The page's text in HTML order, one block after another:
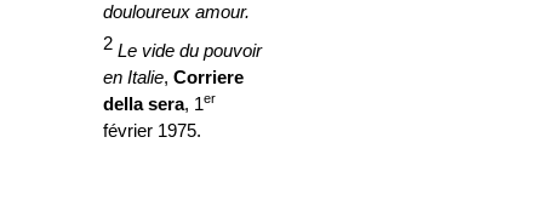
douloureux amour.
2 Le vide du pouvoir
en Italie, Corriere
della sera, 1er
février 1975.